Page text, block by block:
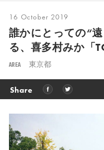
16 October 2019
誰かにとっての“
る、 喜多村みか「
AREA 東京都
Share